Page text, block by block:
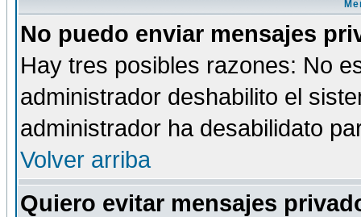
No puedo enviar mensajes
Hay tres posibles razones: No
administrador deshabilito el
administrador ha desabilidato
Volver arriba
Quiero evitar mensajes